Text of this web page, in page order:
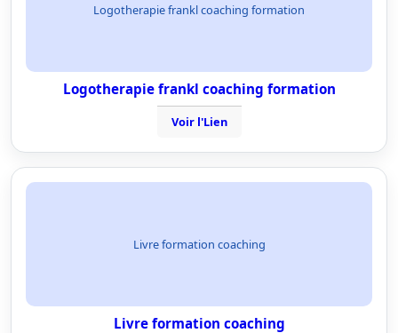
Logotherapie frankl coaching formation
Logotherapie frankl coaching formation
Voir l'Lien
Livre formation coaching
Livre formation coaching